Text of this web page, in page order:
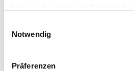
Notwendig
Präferenzen
als Augenoptiker in Neuss mehr
die sich um die jeweilige
ästhetisch perfekt auf Ihre
auch oft die Ersten, die